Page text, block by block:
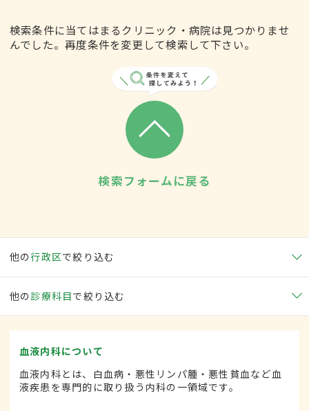
検索条件に当てはまるクリニック・病院は見つかりませ
んでした。再度条件を変更して検索して下さい。
検索フォームに戻る
他の行政区で絞り込む
他の 診療科目で絞り込む
血液内科について
血液内科とは、白血病・悪性リンパ腫・悪性貧血など血
液疾患を専門的に取り扱う内科の一領域です。